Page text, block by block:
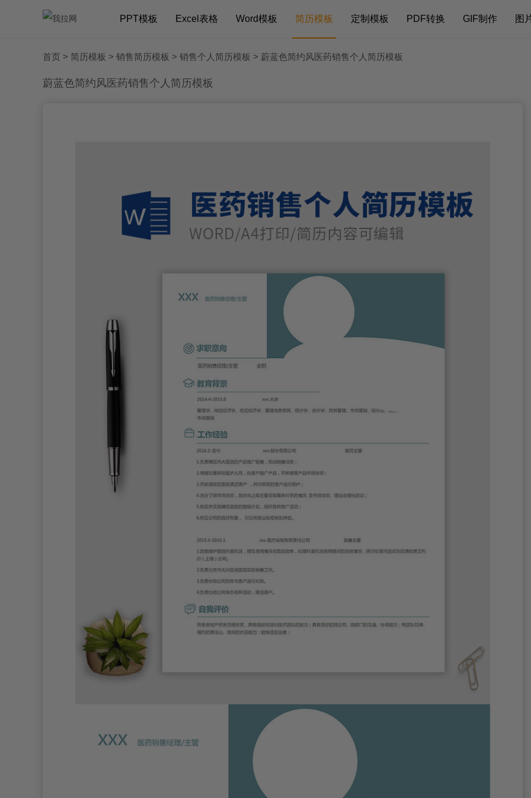
PPT模板 Excel表格 Word模板 简历模板 定制模板 PDF转换 GIF制作 图
首页 > 简历模板 > 销售简历模板 > 销售个人简历模板 > 蔚蓝色简约风医药销售个人简历模板
蔚蓝色简约风医药销售个人简历模板